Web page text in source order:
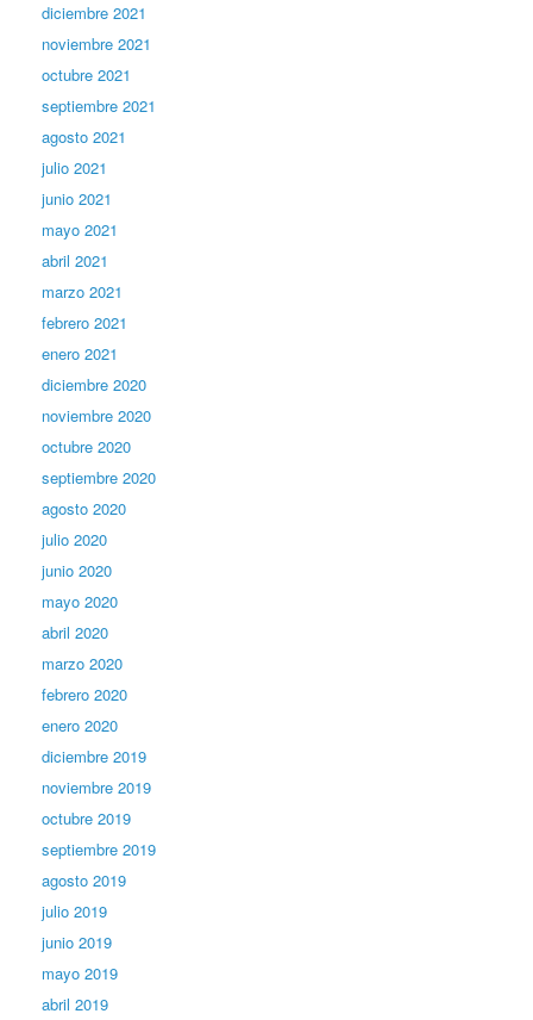
diciembre 2021
noviembre 2021
octubre 2021
septiembre 2021
agosto 2021
julio 2021
junio 2021
mayo 2021
abril 2021
marzo 2021
febrero 2021
enero 2021
diciembre 2020
noviembre 2020
octubre 2020
septiembre 2020
agosto 2020
julio 2020
junio 2020
mayo 2020
abril 2020
marzo 2020
febrero 2020
enero 2020
diciembre 2019
noviembre 2019
octubre 2019
septiembre 2019
agosto 2019
julio 2019
junio 2019
mayo 2019
abril 2019